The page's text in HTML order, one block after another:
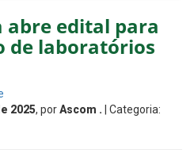
abre edital para
de laboratórios
2025, porAscom . | Categoria: